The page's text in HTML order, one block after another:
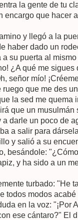
la gente de tu
encargo que hacer
y llegó a la
haber dado un
su puerta al
¿A qué me
señor mío!
ruego que me des
la sed me quema
que un
a darle un poco de
a salir para
y salió a su
besándole:
y ha sido a un
turbado: "He
todos modos
en la voz: "¡Por
ese cántaro?" El